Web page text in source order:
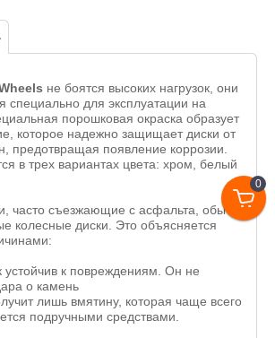
0
не боятся высоких нагрузок, они
специально для эксплуатации на
порошковая окраска образует
которое надежно защищает диски от
предотвращая появление коррозии.
в трех вариантах цвета: хром, белый
часто съезжающие с асфальта, обычно
колесные диски. Это объясняется
устойчив к повреждениям. Он не
о камень
лишь вмятину, которая чаще всего
подручными средствами.